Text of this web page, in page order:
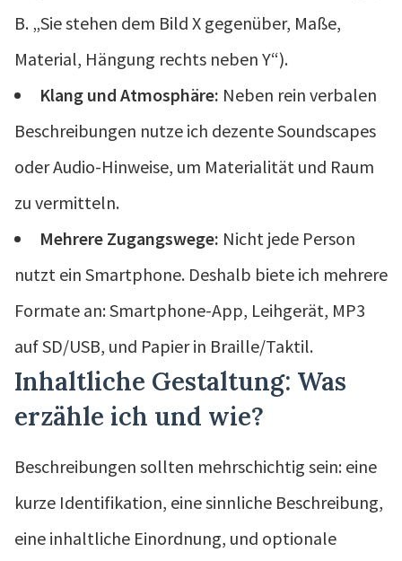
B. „Sie stehen dem Bild X gegenüber, Maße,
Material, Hängung rechts neben Y“).
Klang und Atmosphäre: Neben rein verbalen
Beschreibungen nutze ich dezente Soundscapes
oder Audio-Hinweise, um Materialität und Raum
zu vermitteln.
Mehrere Zugangswege: Nicht jede Person
nutzt ein Smartphone. Deshalb biete ich mehrere
Formate an: Smartphone-App, Leihgerät, MP3
auf SD/USB, und Papier in Braille/Taktil.
Inhaltliche Gestaltung: Was
erzähle ich und wie?
Beschreibungen sollten mehrschichtig sein: eine
kurze Identifikation, eine sinnliche Beschreibung,
eine inhaltliche Einordnung, und optionale